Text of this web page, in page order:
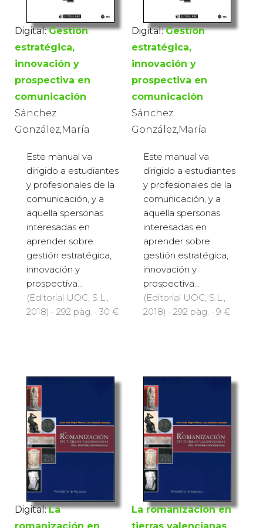
Digital: Gestión
estratégica,
innovación y
prospectiva en
comunicación
Sánchez
González,María
Este manual va
dirigido a estudiantes
y profesionales de la
comunicación, y a
aquella spersonas
interesadas en
aprender sobre
gestión estratégica,
innovación y
prospectiva...
(Editorial UOC, S.L.,
2018) · 292 pàg. · 30 €
Digital: Gestión
estratégica,
innovación y
prospectiva en
comunicación
Sánchez
González,María
Este manual va
dirigido a estudiantes
y profesionales de la
comunicación, y a
aquella spersonas
interesadas en
aprender sobre
gestión estratégica,
innovación y
prospectiva...
(Editorial UOC, S.L.,
2018) · 292 pàg. · 9 €
Digital: La
La romanización en